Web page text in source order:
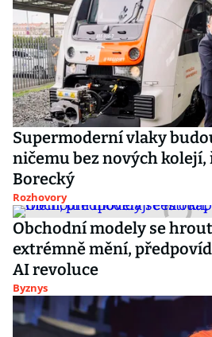
Supermoderní vlaky
ničemu bez nových
Borecký
Rozhovory
Obchodní modely se
extrémně mění,
AI revoluce
Byznys